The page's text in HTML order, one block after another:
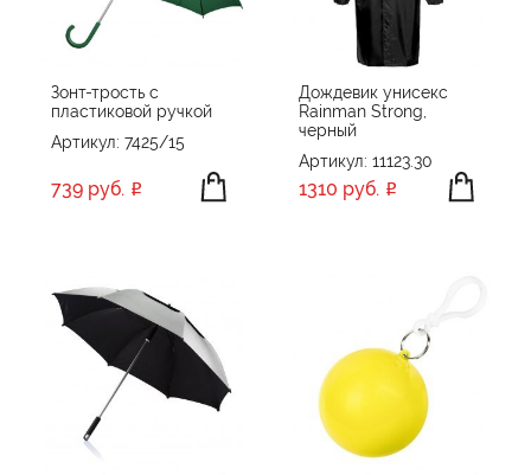
Зонт-трость с
пластиковой ручкой
Артикул: 7425/15
739 руб.
Дождевик унисекс
Rainman Strong,
черный
Артикул: 11123.30
1310 руб.